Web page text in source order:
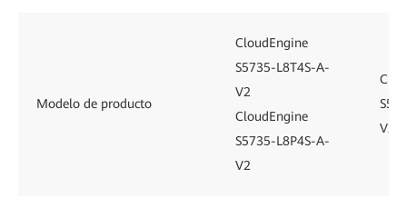
Modelo de producto
CloudEngine
S5735-L8T4S-A-
V2
CloudEngine
S5735-L8P4S-A-
V2
V2